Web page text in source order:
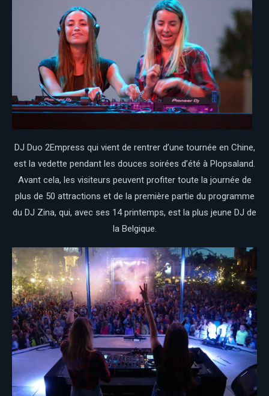
DJ Duo 2Empress qui vient de rentrer d’une tournée en Chine,
est la vedette pendant les douces soirées d’été à Plopsaland.
Avant cela, les visiteurs peuvent profiter toute la journée de
plus de 50 attractions et de la première partie du programme
du DJ Zina, qui, avec ses 14 printemps, est la plus jeune DJ de
la Belgique.